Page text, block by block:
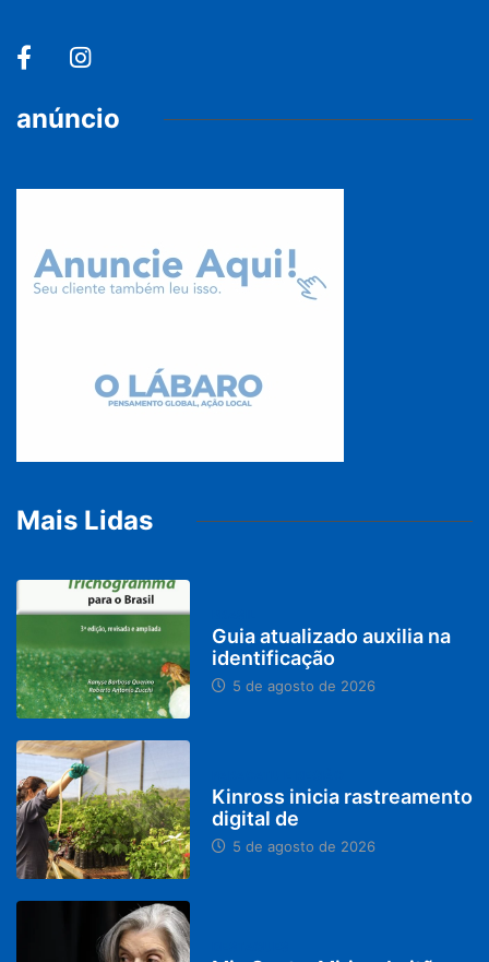
anúncio
Mais Lidas
Guia atualizado auxilia na
identificação
5 de agosto de 2026
Kinross inicia rastreamento
digital de
5 de agosto de 2026